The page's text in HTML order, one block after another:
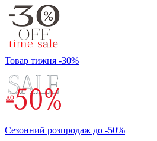
Товар тижня -30%
Сезонний розпродаж до -50%